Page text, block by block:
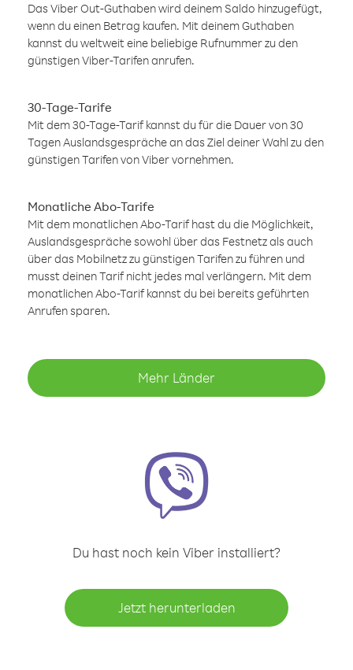
Das Viber Out-Guthaben wird deinem Saldo hinzugefügt,
wenn du einen Betrag kaufen. Mit deinem Guthaben
kannst du weltweit eine beliebige Rufnummer zu den
günstigen Viber-Tarifen anrufen.
30-Tage-Tarife
Mit dem 30-Tage-Tarif kannst du für die Dauer von 30
Tagen Auslandsgespräche an das Ziel deiner Wahl zu den
günstigen Tarifen von Viber vornehmen.
Monatliche Abo-Tarife
Mit dem monatlichen Abo-Tarif hast du die Möglichkeit,
Auslandsgespräche sowohl über das Festnetz als auch
über das Mobilnetz zu günstigen Tarifen zu führen und
musst deinen Tarif nicht jedes mal verlängern. Mit dem
monatlichen Abo-Tarif kannst du bei bereits geführten
Anrufen sparen.
Mehr Länder
Du hast noch kein Viber installiert?
Jetzt herunterladen